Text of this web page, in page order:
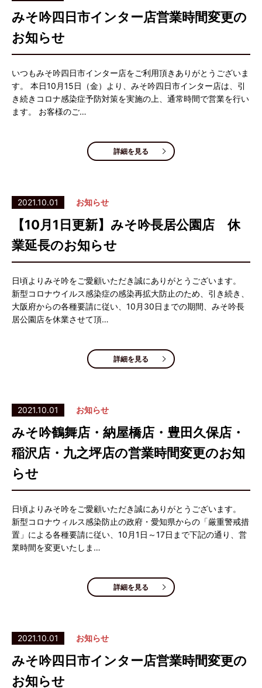
みそ吟四日市インター店営業時間変更の
お知らせ
いつもみそ吟四日市インター店をご利用頂きありがとうございま
す。 本日10月15日（金）より、みそ吟四日市インター店は、引
き続きコロナ感染症予防対策を実施の上、通常時間で営業を行い
ます。 お客様のご…
詳細を見る
2021.10.01 お知らせ
【10月1日更新】みそ吟長居公園店 休
業延長のお知らせ
日頃よりみそ吟をご愛顧いただき誠にありがとうございます。
新型コロナウイルス感染症の感染再拡大防止のため、引き続き、
大阪府からの各種要請に従い、10月30日までの期間、みそ吟長
居公園店を休業させて頂…
詳細を見る
2021.10.01 お知らせ
みそ吟鶴舞店・納屋橋店・豊田久保店・
稲沢店・九之坪店の営業時間変更のお知
らせ
日頃よりみそ吟をご愛顧いただき誠にありがとうございます。
新型コロナウィルス感染防止の政府・愛知県からの「厳重警戒措
置」による各種要請に従い、10月1日～17日まで下記の通り、営
業時間を変更いたしま…
詳細を見る
2021.10.01 お知らせ
みそ吟四日市インター店営業時間変更の
お知らせ